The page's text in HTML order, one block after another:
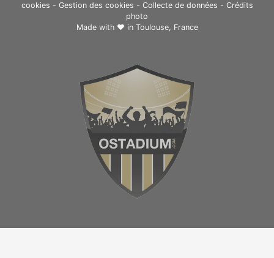
cookies - Gestion des cookies - Collecte de données - Crédits
photo
Made with ❤ in Toulouse, France